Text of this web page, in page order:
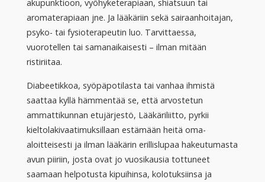
akupunktioon, vyöhyketerapiaan, shiatsuun tai
aromaterapiaan jne. Ja lääkäriin sekä sairaanhoitajan,
psyko- tai fysioterapeutin luo. Tarvittaessa,
vuorotellen tai samanaikaisesti – ilman mitään
ristiriitaa.
Diabeetikkoa, syöpäpotilasta tai vanhaa ihmistä
saattaa kyllä hämmentää se, että arvostetun
ammattikunnan etujärjestö, Lääkäriliitto, pyrkii
kieltolakivaatimuksillaan estämään heitä oma-
aloitteisesti ja ilman lääkärin erillislupaa hakeutumasta
avun piiriin, josta ovat jo vuosikausia tottuneet
saamaan helpotusta kipuihinsa, kolotuksiinsa ja